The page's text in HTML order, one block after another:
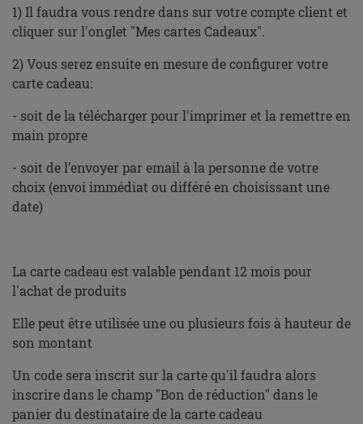
1) Il faudra vous rendre dans sur votre compte client et
cliquer sur l'onglet "Mes cartes Cadeaux".
2) Vous serez ensuite en mesure de configurer votre
carte cadeau:
- soit de la télécharger pour l'imprimer et la remettre en
main propre
- soit de l’envoyer par email à la personne de votre
choix (envoi immédiat ou différé en choisissant une
date)
La carte cadeau est valable pendant 12 mois pour
l'achat de produits
Elle peut être utilisée une ou plusieurs fois à hauteur de
son montant
Un code sera inscrit sur la carte qu'il faudra alors
inscrire dans le champ "Bon de réduction" dans le
panier du destinataire de la carte cadeau